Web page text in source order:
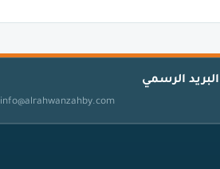
البريد الرسمي
info@alrahwanzahby.com